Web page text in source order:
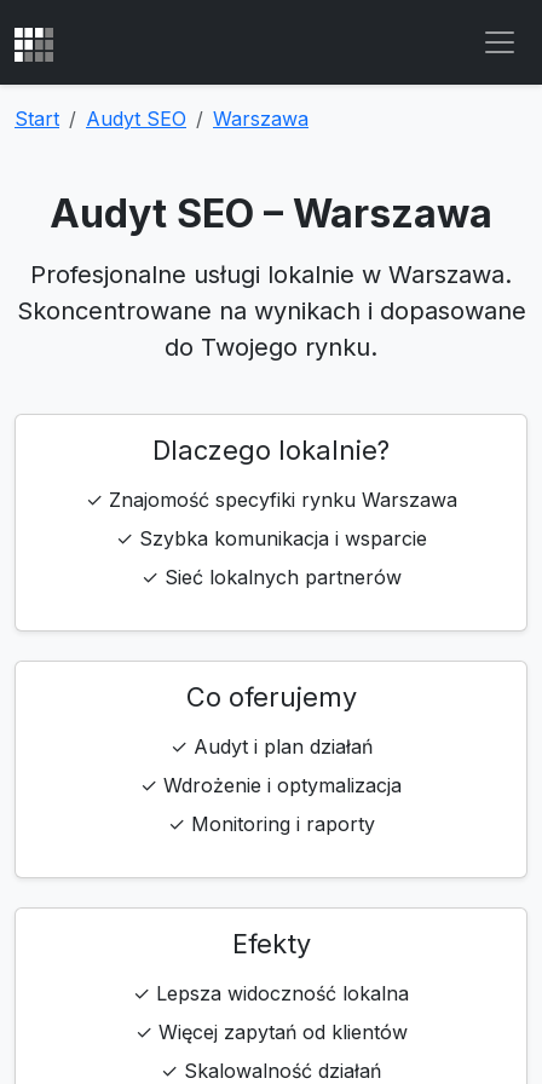
Start Audyt SEO Warszawa
Audyt SEO – Warszawa
Profesjonalne usługi lokalnie w Warszawa.
Skoncentrowane na wynikach i dopasowane
do Twojego rynku.
Dlaczego lokalnie?
✓ Znajomość specyfiki rynku Warszawa
✓ Szybka komunikacja i wsparcie
✓ Sieć lokalnych partnerów
Co oferujemy
✓ Audyt i plan działań
✓ Wdrożenie i optymalizacja
✓ Monitoring i raporty
Efekty
✓ Lepsza widoczność lokalna
✓ Więcej zapytań od klientów
✓ Skalowalność działań